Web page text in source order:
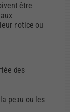
être
notice ou
des
peau ou les